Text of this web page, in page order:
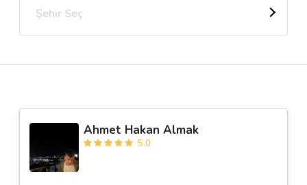
Destek
İletişim
Şehir Seç
Ahmet Hakan Almak
5.0